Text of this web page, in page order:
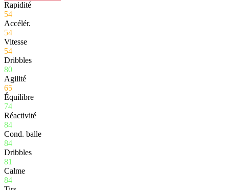
Rapidité
54
Accélér.
54
Vitesse
54
Dribbles
80
Agilité
65
Équilibre
74
Réactivité
84
Cond. balle
84
Dribbles
81
Calme
84